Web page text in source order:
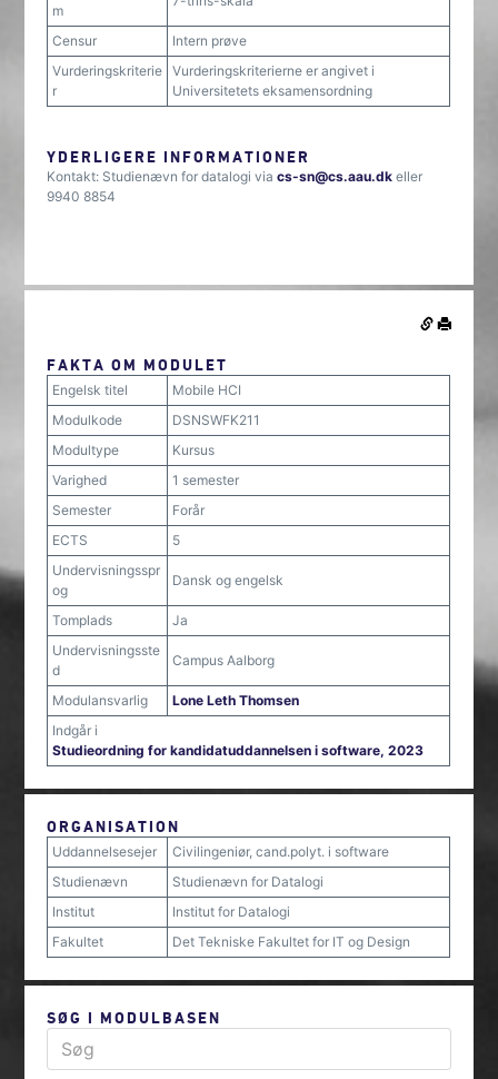
m
Censur
Intern prøve
Vurderingskriterie
r
Vurderingskriterierne er angivet i
Universitetets eksamensordning
YDERLIGERE INFORMATIONER
Kontakt: Studienævn for datalogi viacs-sn@cs.aau.dk eller
9940 8854
FAKTA OM MODULET
Engelsk titel
Mobile HCI
Modulkode
DSNSWFK211
Modultype
Kursus
Varighed
1 semester
Semester
Forår
ECTS
5
Undervisningsspr
og
Dansk og engelsk
Tomplads
Ja
Undervisningsste
d
Campus Aalborg
Modulansvarlig
Lone Leth Thomsen
Indgår i
Studieordning for kandidatuddannelsen i software, 2023
ORGANISATION
Uddannelsesejer
Civilingeniør, cand.polyt. i software
Studienævn
Studienævn for Datalogi
Institut
Institut for Datalogi
Fakultet
Det Tekniske Fakultet for IT og Design
SØG I MODULBASEN